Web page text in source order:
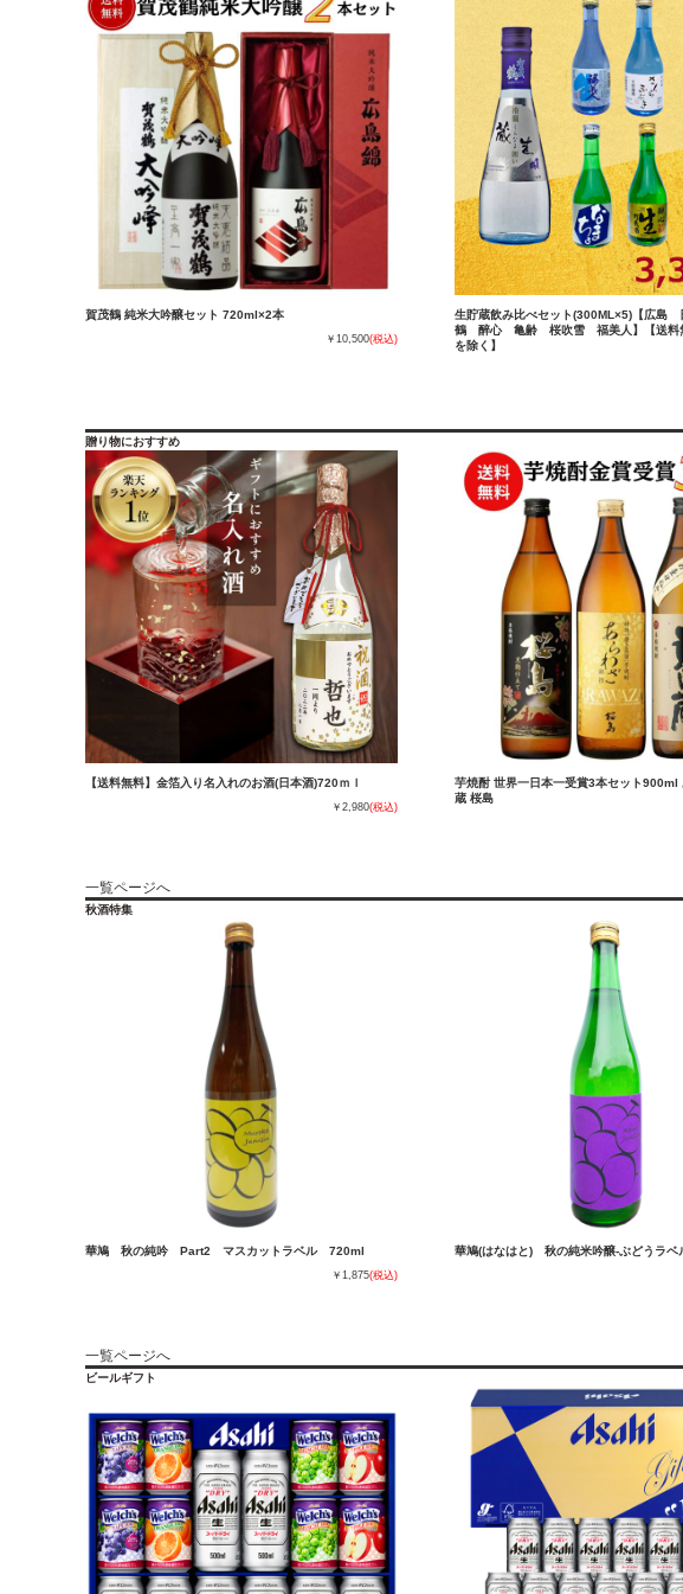
賀茂鶴 純米大吟醸セット 720ml×2本
￥10,500(税込)
生貯蔵飲み比べセット(300ML×5)【広
鶴 醉心 亀齢 桜吹雪 福美人】【送料
を除く】
贈り物におすすめ
【送料無料】金箔入り名入れのお酒(日本酒)720ｍｌ
￥2,980(税込)
芋焼酎 世界一日本一受賞3本セット900ml
蔵 桜島
一覧ページへ
秋酒特集
華鳩 秋の純吟 Part2 マスカットラベル 720ml
￥1,875(税込)
華鳩(はなはと) 秋の純米吟醸-ぶどうラ
一覧ページへ
ビールギフト